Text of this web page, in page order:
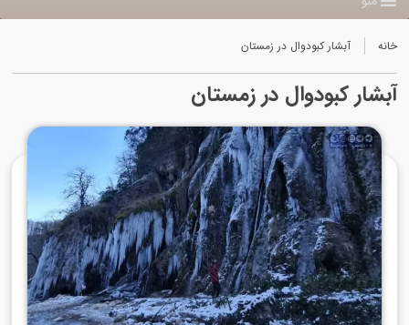
خانه آبشار کبودوال در زمستان
آبشار کبودوال در زمستان